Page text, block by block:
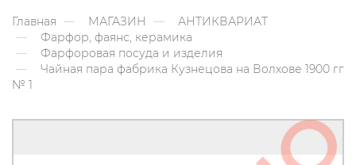
Главная МАГАЗИН
АНТИКВАРИАТ
Фарфор, фаянс, керамика
Фарфоровая посуда и изделия
Чайная пара фабрика Кузнецова на Волхове 1900 гг
№ 1